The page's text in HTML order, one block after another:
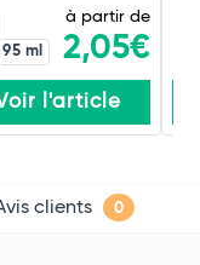
95 ml
à partir de
2,05€
l'article
clients 0